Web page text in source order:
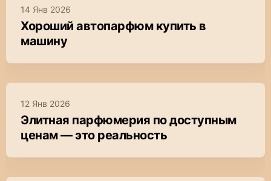
14 Янв 2026
Хороший автопарфюм купить в
машину
12 Янв 2026
Элитная парфюмерия по доступным
ценам — это реальность